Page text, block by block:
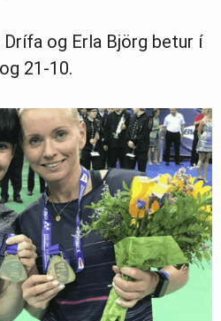
og Erla Björg betur í
21-10.